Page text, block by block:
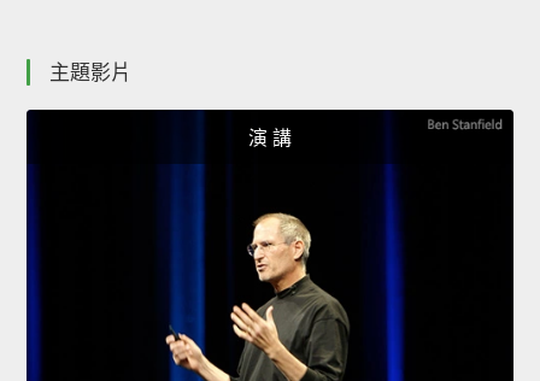
主題影片
演 講